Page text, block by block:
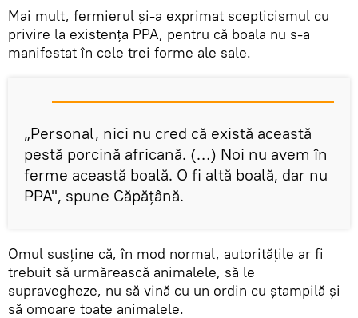
Mai mult, fermierul şi-a exprimat scepticismul cu
privire la existenţa PPA, pentru că boala nu s-a
manifestat în cele trei forme ale sale.
„Personal, nici nu cred că există această
pestă porcină africană. (…) Noi nu avem în
ferme această boală. O fi altă boală, dar nu
PPA", spune Căpăţână.
Omul susţine că, în mod normal, autorităţile ar fi
trebuit să urmărească animalele, să le
supravegheze, nu să vină cu un ordin cu ştampilă şi
să omoare toate animalele.